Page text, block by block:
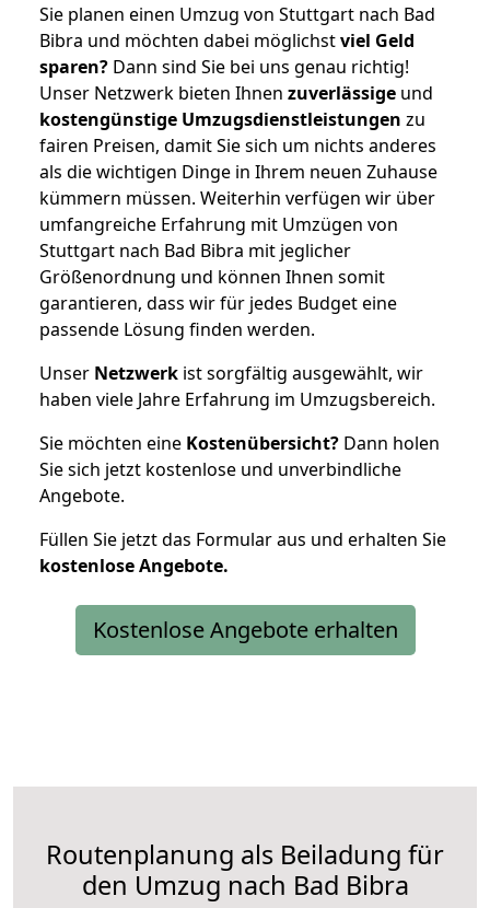
Sie planen einen Umzug von Stuttgart nach Bad
Bibra und möchten dabei möglichstviel Geld
sparen? Dann sind Sie bei uns genau richtig!
Unser Netzwerk bieten Ihnen zuverlässige und
kostengünstige Umzugsdienstleistungen zu
fairen Preisen, damit Sie sich um nichts anderes
als die wichtigen Dinge in Ihrem neuen Zuhause
kümmern müssen. Weiterhin verfügen wir über
umfangreiche Erfahrung mit Umzügen von
Stuttgart nach Bad Bibra mit jeglicher
Größenordnung und können Ihnen somit
garantieren, dass wir für jedes Budget eine
passende Lösung finden werden.
Unser Netzwerk ist sorgfältig ausgewählt, wir
haben viele Jahre Erfahrung im Umzugsbereich.
Sie möchten eine Kostenübersicht? Dann holen
Sie sich jetzt kostenlose und unverbindliche
Angebote.
Füllen Sie jetzt das Formular aus und erhalten Sie
kostenloseAngebote.
Kostenlose Angebote erhalten
Routenplanung als Beiladung für
den Umzug nach Bad Bibra